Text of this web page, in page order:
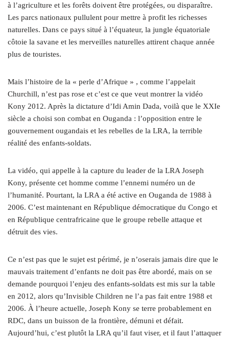
à l’agriculture et les forêts doivent être protégées, ou disparaître.
Les parcs nationaux pullulent pour mettre à profit les richesses
naturelles. Dans ce pays situé à l’équateur, la jungle équatoriale
côtoie la savane et les merveilles naturelles attirent chaque année
plus de touristes.
Mais l’histoire de la « perle d’Afrique » , comme l’appelait
Churchill, n’est pas rose et c’est ce que veut montrer la vidéo
Kony 2012. Après la dictature d’Idi Amin Dada, voilà que le XXIe
siècle a choisi son combat en Ouganda : l’opposition entre le
gouvernement ougandais et les rebelles de la LRA, la terrible
réalité des enfants-soldats.
La vidéo, qui appelle à la capture du leader de la LRA Joseph
Kony, présente cet homme comme l’ennemi numéro un de
l’humanité. Pourtant, la LRA a été active en Ouganda de 1988 à
2006. C’est maintenant en République démocratique du Congo et
en République centrafricaine que le groupe rebelle attaque et
détruit des vies.
Ce n’est pas que le sujet est périmé, je n’oserais jamais dire que le
mauvais traitement d’enfants ne doit pas être abordé, mais on se
demande pourquoi l’enjeu des enfants-soldats est mis sur la table
en 2012, alors qu’Invisible Children ne l’a pas fait entre 1988 et
2006. À l’heure actuelle, Joseph Kony se terre probablement en
RDC, dans un buisson de la frontière, démuni et défait.
Aujourd’hui, c’est plutôt la LRA qu’il faut viser, et il faut l’attaquer